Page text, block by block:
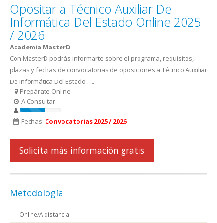
Opositar a Técnico Auxiliar De
Informática Del Estado Online 2025
/ 2026
Academia MasterD
Con MasterD podrás informarte sobre el programa, requisitos,
plazas y fechas de convocatorias de oposiciones a Técnico Auxiliar
De Informática Del Estado . ...
Prepárate Online
A Consultar
Fechas: Convocatorias 2025 / 2026
Solicita más información gratis
Metodología
Online/A distancia